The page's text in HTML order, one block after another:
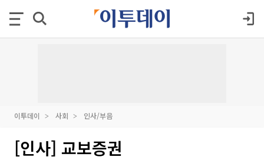
이투데이 사회 인사/부음
[인사] 교보증권